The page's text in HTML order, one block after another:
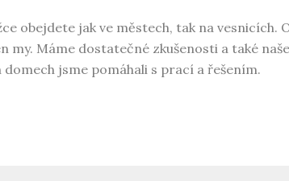
obejdete jak ve městech, tak na vesnicích.
my. Máme dostatečné zkušenosti a také
jsme pomáhali s prací a řešením.